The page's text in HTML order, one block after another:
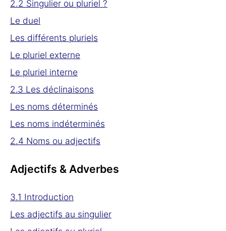
2.2 Singulier ou pluriel ?
Le duel
Les différents pluriels
Le pluriel externe
Le pluriel interne
2.3 Les déclinaisons
Les noms déterminés
Les noms indéterminés
2.4 Noms ou adjectifs
Adjectifs & Adverbes
3.1 Introduction
Les adjectifs au singulier